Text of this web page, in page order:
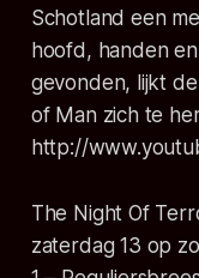
Schotland een
hoofd, handen
gevonden, lijkt
of Man zich te
http://
The Night Of
zaterdag 13 op